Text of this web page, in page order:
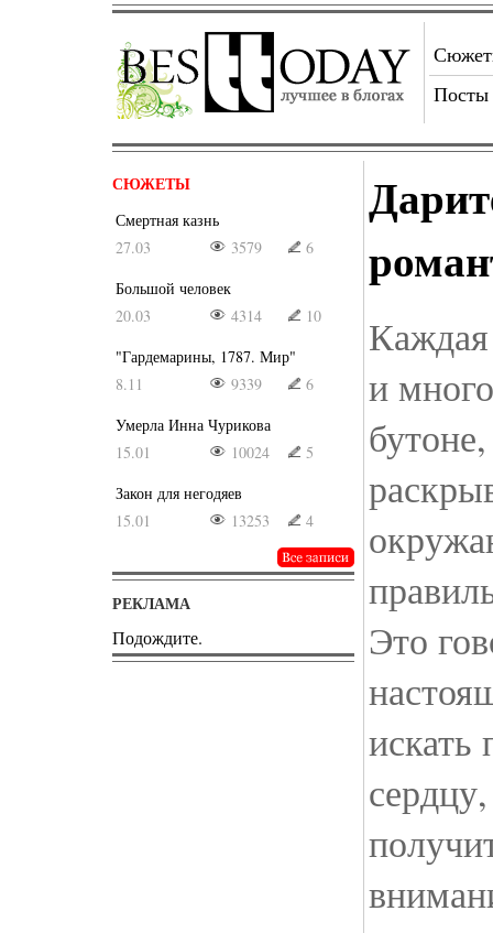
Посты
СЮЖЕТЫ
Смертная казнь
27.03
3579
6
Большой человек
20.03
4314
10
"Гардемарины, 1787. Мир"
8.11
9339
6
Умерла Инна Чурикова
15.01
10024
5
Закон для негодяев
15.01
13253 4
РЕКЛАМА
Подождите.
и
Это
искать